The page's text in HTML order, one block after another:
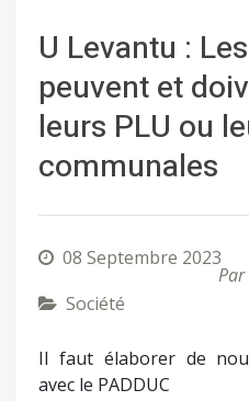
U Levantu :
peuvent et
leurs PLU ou
communales
08 Septembre 2023
Par
Société
Il faut élaborer de
avec le PADDUC